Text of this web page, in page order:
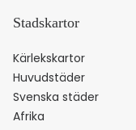
Stadskartor
Kärlekskartor
Huvudstäder
Svenska städer
Afrika